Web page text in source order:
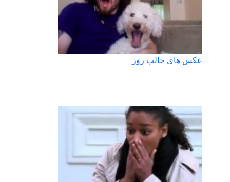
عکس های جالب روز